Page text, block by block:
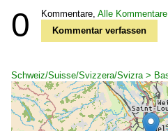
0 Kommentare, Alle Kommentare
Kommentar verfassen
Schweiz/Suisse/Svizzera/Svizra >